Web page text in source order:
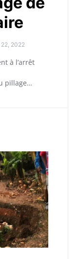
2022
à l’arrêt
pillage…